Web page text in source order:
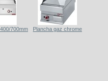
700mm Plancha gaz chrome